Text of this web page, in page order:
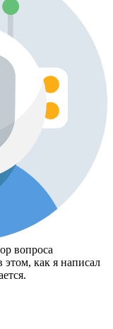
вопроса
этом, как я написал